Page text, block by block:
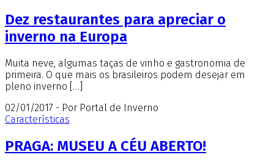
Dez restaurantes para apreciar o
inverno na Europa
Muita neve, algumas taças de vinho e gastronomia de
primeira. O que mais os brasileiros podem desejar em
pleno inverno […]
02/01/2017 - Por Portal de Inverno
Características
PRAGA: MUSEU A CÉU ABERTO!